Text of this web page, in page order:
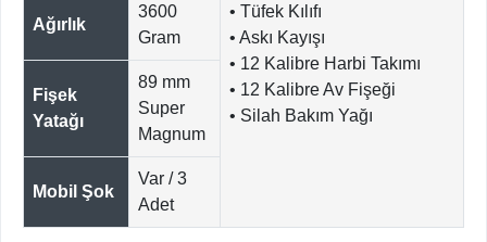
• Tüfek Kılıfı
• Askı Kayışı
• 12 Kalibre Harbi Takımı
• 12 Kalibre Av Fişeği
• Silah Bakım Yağı
Ağırlık
3600
Gram
Fişek
Yatağı
89 mm
Super
Magnum
Mobil Şok
Var / 3
Adet